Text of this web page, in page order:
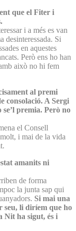
que el Fiter i
i a més es van
desinteressada. Si
en aquestes
Però ens ho han
això no hi fem
al premi
consolació. A Sergi
se’l premia. Però no
el Consell
i mai de la vida
amanits ni
de forma
la junta sap qui
Si mai una
seu, li diríem que ho
Nit ha sigut, és i